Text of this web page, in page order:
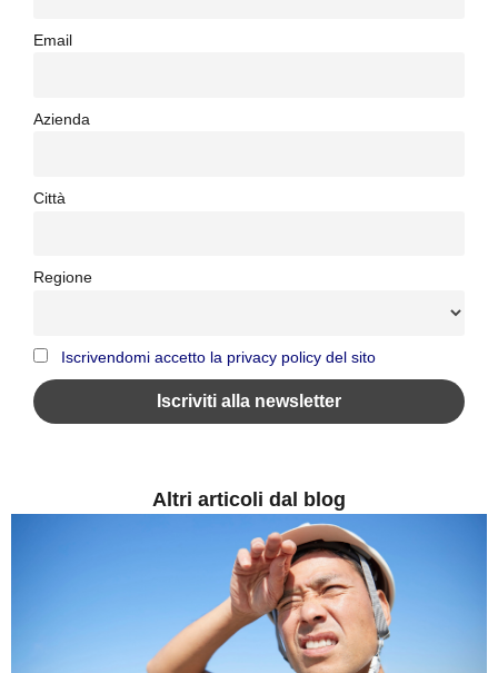
Email
Azienda
Città
Regione
Iscrivendomi accetto la privacy policy del sito
Altri articoli dal blog